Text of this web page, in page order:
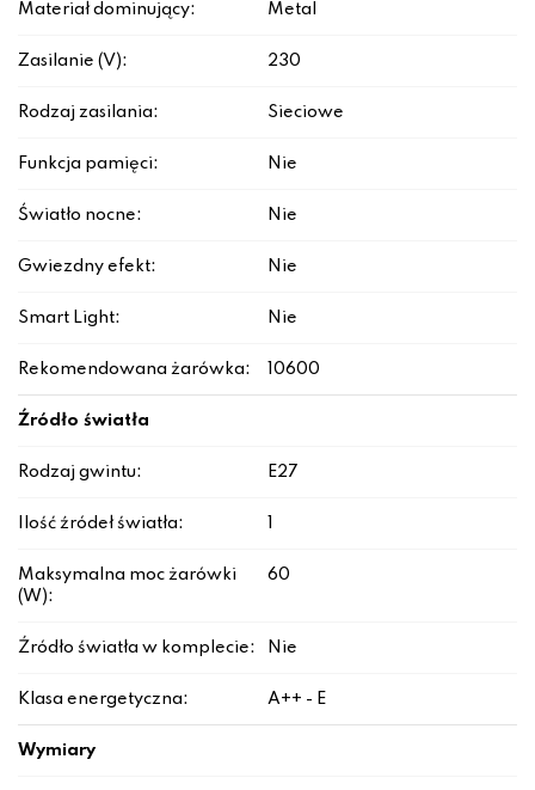
Materiał dominujący: Metal
Zasilanie (V): 230
Rodzaj zasilania: Sieciowe
Funkcja pamięci: Nie
Światło nocne: Nie
Gwiezdny efekt: Nie
Smart Light: Nie
Rekomendowana żarówka: 10600
Źródło światła
Rodzaj gwintu: E27
Ilość źródeł światła:
Maksymalna moc żarówki
(W):
60
Źródło światła w komplecie: Nie
Klasa energetyczna: A++ - E
Wymiary